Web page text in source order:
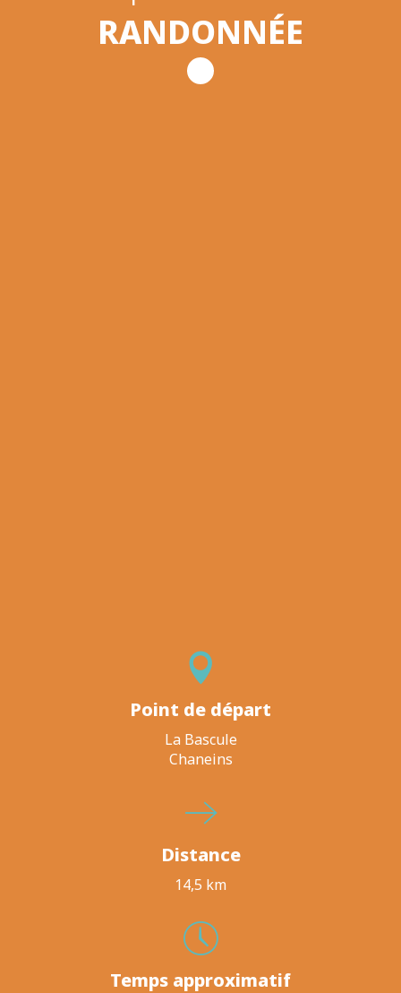
RANDONNÉE
Point de départ
La Bascule
Chaneins
Distance
14,5 km
Temps approximatif